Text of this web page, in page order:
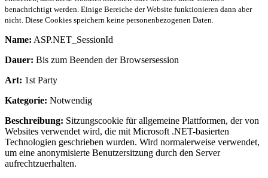
benachrichtigt werden. Einige Bereiche der Website funktionieren dann aber
nicht. Diese Cookies speichern keine personenbezogenen Daten.
Name: ASP.NET_SessionId
Dauer: Bis zum Beenden der Browsersession
Art: 1st Party
Kategorie: Notwendig
Beschreibung: Sitzungscookie für allgemeine Plattformen, der von
Websites verwendet wird, die mit Microsoft .NET-basierten
Technologien geschrieben wurden. Wird normalerweise verwendet,
um eine anonymisierte Benutzersitzung durch den Server
aufrechtzuerhalten.